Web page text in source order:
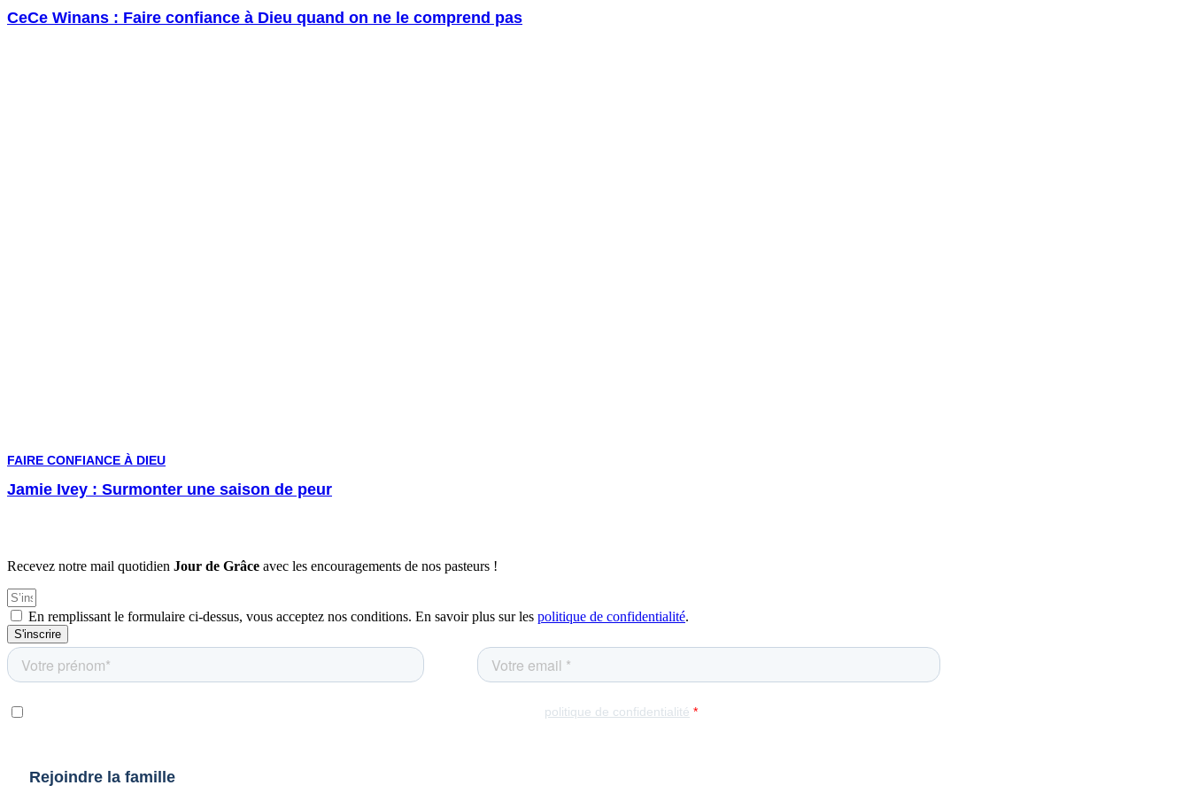
CeCe Winans : Faire confiance à Dieu quand on ne le comprend pas
FAIRE CONFIANCE À DIEU
Jamie Ivey : Surmonter une saison de peur
Recevez notre mail quotidien Jour de Grâce avec les encouragements de nos pasteurs !
En remplissant le formulaire ci-dessus, vous acceptez nos conditions. En savoir plus sur les politique de confidentialité.
S'inscrire